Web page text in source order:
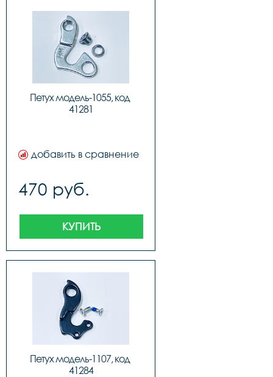
Петух модель-1055, код
41281
добавить в сравнение
470 руб.
КУПИТЬ
Петух модель-1107, код
41284